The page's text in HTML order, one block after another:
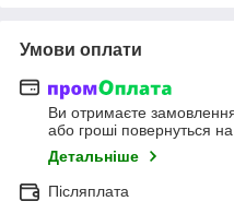
Умови оплати
Ви отримаєте
або гроші повернуться
Детальніше
Післяплата